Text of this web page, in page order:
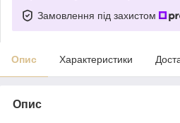
Замовлення під захистом
Опис Характеристики
Опис